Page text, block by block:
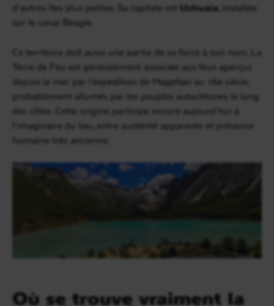
d’autres îles plus petites. Sa capitale est Ushuaia , installée
sur le canal Beagle.
Ce territoire doit aussi une partie de sa force à son nom. La
Terre de Feu est généralement associée aux feux aperçus
depuis la mer par l’expédition de Magellan au 16e siècle,
probablement allumés par les peuples autochtones le long
des côtes. Cette origine participe encore aujourd’hui à
l’imaginaire du lieu, entre austérité apparente et présence
humaine très ancienne.
Où se trouve vraiment la